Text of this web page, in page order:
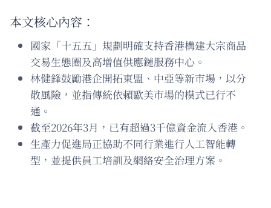
本文核心內容：
國家「十五五」規劃明確支持香港構建大宗商品
交易生態圈及高增值供應鏈服務中心。
林健鋒鼓勵港企開拓東盟、中亞等新市場，以分
散風險，並指傳統依賴歐美市場的模式已行不
通。
截至2026年3月，已有超過3千億資金流入香港。
生產力促進局正協助不同行業進行人工智能轉
型，並提供員工培訓及網絡安全治理方案。